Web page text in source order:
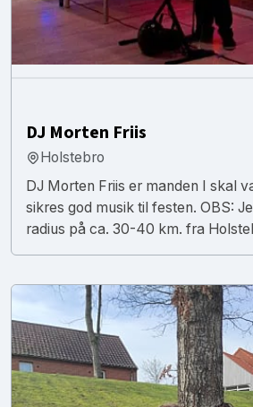
DJ Morten Friis
Holstebro
DJ Morten Friis er manden I skal
sikres god musik til festen. OBS:
radius på ca. 30-40 km. fra